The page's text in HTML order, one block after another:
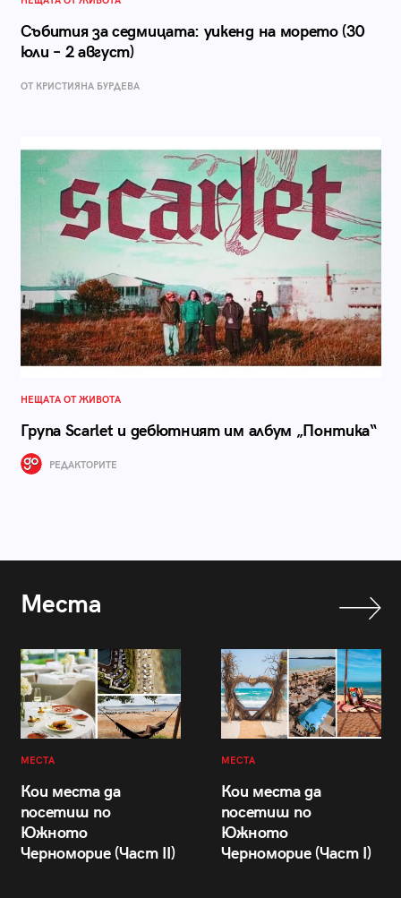
Събития за седмицата: уикенд на морето (30
юли – 2 август)
ОТ КРИСТИЯНА БУРДЕВА
НЕЩАТА ОТ ЖИВОТА
Група Scarlet и дебютният им албум „Понтика“
РЕДАКТОРИТЕ
Места
МЕСТА
Кои места да
посетиш по
Южното
Черноморие (Част II)
МЕСТА
Кои места да
посетиш по
Южното
Черноморие (Част I)